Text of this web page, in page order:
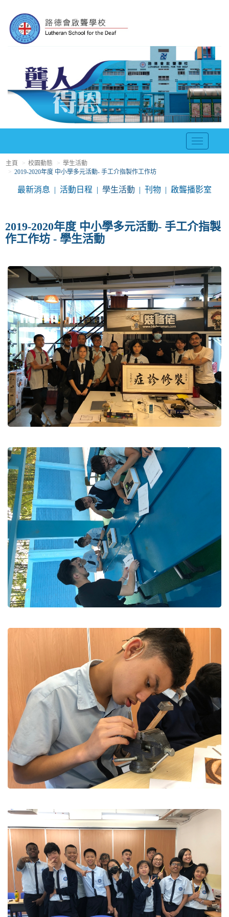
T
o
l
a
v
a
t
i
o
n
主頁 校園動態
學生活動
2019-2020年度 中小學多元活動- 手工介指製作工作坊
最新消息 活動日程 學生活動 刊物 啟聾播影室
2019-2020年度 中小學多元活動- 手工介指製
作工作坊 - 學生活動